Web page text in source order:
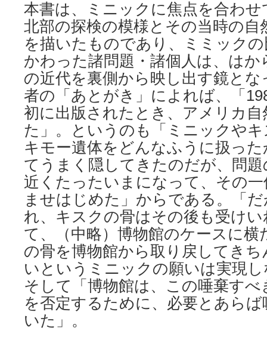
本書は、ミニックに焦点を合わ
北部の探検の模様とその当時の自
を描いたものであり、ミミック
かわった諸問題・諸個人は、は
の近代を裏側から映し出す鏡と
者の「あとがき」によれば、「
初に出版されたとき、アメリカ
た」。というのも「ミニックや
キモー遺体をどんなふうに扱っ
てうまく隠してきたのだが、問
近くたったいまになって、その
ませはじめた」からである。「
れ、キスクの骨はその後も受けい
て、（中略）博物館のケースに横
の骨を博物館から取り戻してき
いというミニックの願いは実現
そして「博物館は、この唾棄す
を否定するために、必要とあら
いた」。